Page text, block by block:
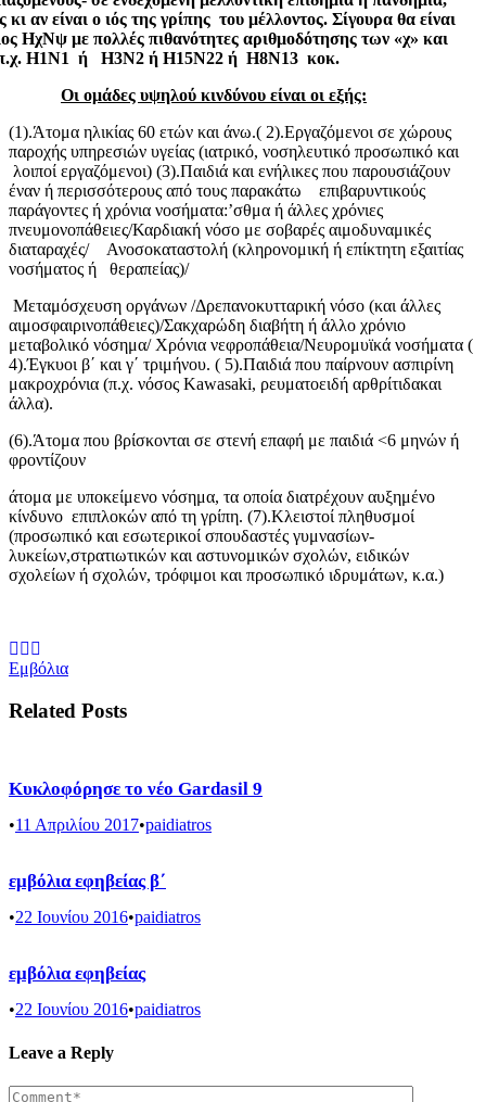
κι αν είναι ο ιός της γρίπης του μέλλοντος. Σίγουρα θα είναι
ΗχΝψ με πολλές πιθανότητες αριθμοδότησης των «χ» και
Η1Ν1 ή Η3Ν2 ή Η15Ν22 ή Η8Ν13 κοκ.
Οι ομάδες υψηλού κινδύνου είναι οι εξής:
(1).Άτομα ηλικίας 60 ετών και άνω.( 2).Εργαζόμενοι σε χώρους
παροχής υπηρεσιών υγείας (ιατρικό, νοσηλευτικό προσωπικό και
λοιποί εργαζόμενοι) (3).Παιδιά και ενήλικες που παρουσιάζουν
έναν ή περισσότερους από τους παρακάτω επιβαρυντικούς
παράγοντες ή χρόνια νοσήματα:ʼσθμα ή άλλες χρόνιες
πνευμονοπάθειες/Καρδιακή νόσο με σοβαρές αιμοδυναμικές
διαταραχές/ Ανοσοκαταστολή (κληρονομική ή επίκτητη εξαιτίας
νοσήματος ή θεραπείας)/
Μεταμόσχευση οργάνων /Δρεπανοκυτταρική νόσο (και άλλες
αιμοσφαιρινοπάθειες)/Σακχαρώδη διαβήτη ή άλλο χρόνιο
μεταβολικό νόσημα/ Χρόνια νεφροπάθεια/Νευρομυϊκά νοσήματα (
4).Έγκυοι β΄ και γ΄ τριμήνου. ( 5).Παιδιά που παίρνουν ασπιρίνη
μακροχρόνια (π.χ. νόσος Kawasaki, ρευματοειδή αρθρίτιδακαι
άλλα).
(6).Άτομα που βρίσκονται σε στενή επαφή με παιδιά <6 μηνών ή
φροντίζουν
άτομα με υποκείμενο νόσημα, τα οποία διατρέχουν αυξημένο
κίνδυνο επιπλοκών από τη γρίπη. (7).Κλειστοί πληθυσμοί
(προσωπικό και εσωτερικοί σπουδαστές γυμνασίων-
λυκείων,στρατιωτικών και αστυνομικών σχολών, ειδικών
σχολείων ή σχολών, τρόφιμοι και προσωπικό ιδρυμάτων, κ.α.)
Εμβόλια
Related Posts
Κυκλοφόρησε το νέο Gardasil 9
•11 Απριλίου 2017•paidiatros
εμβόλια εφηβείας β΄
•22 Ιουνίου 2016•paidiatros
εμβόλια εφηβείας
•22 Ιουνίου 2016•paidiatros
Leave a Reply